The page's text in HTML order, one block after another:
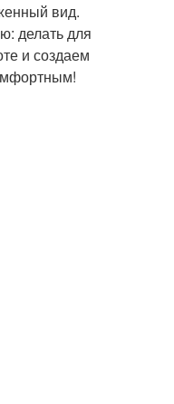
вид.
делать для
и создаем